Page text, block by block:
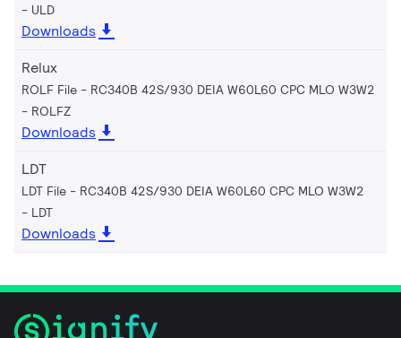
ULD
Downloads
Relux
ROLF File - RC340B 42S/930 DEIA W60L60 CPC MLO W3W2
ROLFZ
Downloads
LDT
LDT File - RC340B 42S/930 DEIA W60L60 CPC MLO W3W2
LDT
Downloads